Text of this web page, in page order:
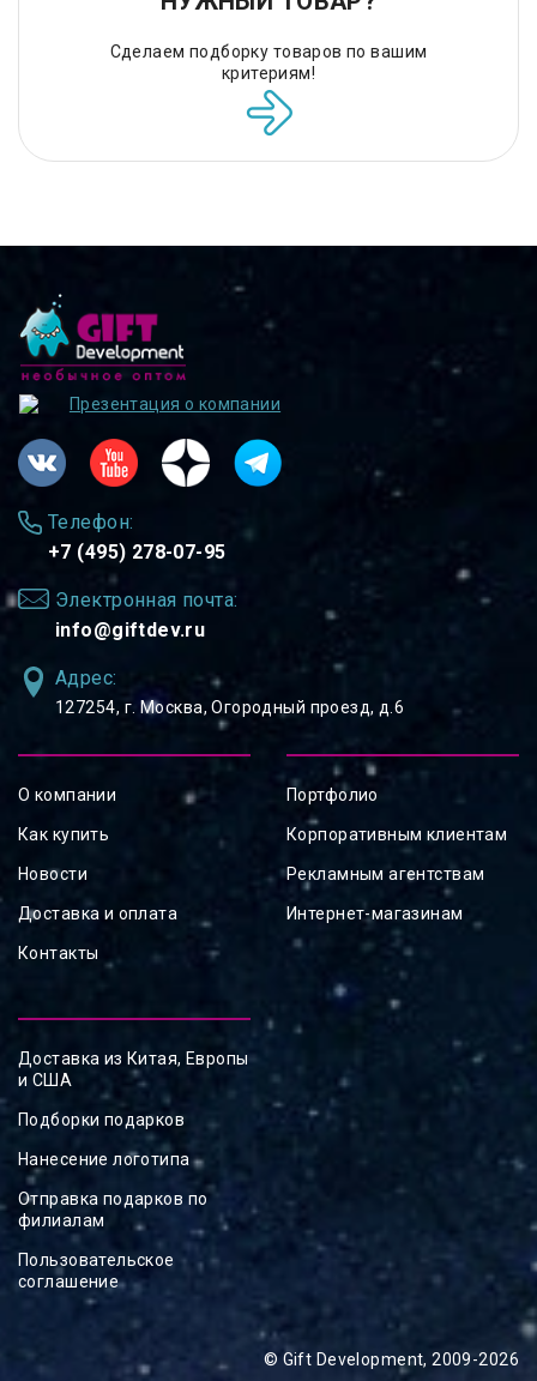
Сделаем подборку товаров по вашим
критериям!
Презентация о компании
© Gift Development, 2009-2026
Телефон:
+7 (495) 278-07-95
Электронная почта:
info@giftdev.ru
Адрес:
127254, ⁠г. Москва, Огородный проезд, д.6
О компании
Как купить
Новости
Доставка и оплата
Контакты
Портфолио
Корпоративным клиентам
Рекламным агентствам
Интернет-магазинам
Доставка из Китая, Европы
и США
Подборки подарков
Нанесение логотипа
Отправка подарков по
филиалам
Пользовательское
соглашение